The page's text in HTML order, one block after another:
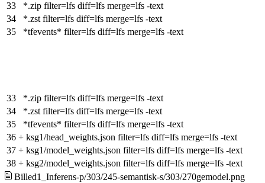
33
*.zip filter=lfs diff=lfs merge=lfs -text
34
*.zst filter=lfs diff=lfs merge=lfs -text
35
*tfevents* filter=lfs diff=lfs merge=lfs -text
33
*.zip filter=lfs diff=lfs merge=lfs -text
34
*.zst filter=lfs diff=lfs merge=lfs -text
35
*tfevents* filter=lfs diff=lfs merge=lfs -text
36 + ksg1/head_weights.json filter=lfs diff=lfs merge=lfs -text
37 + ksg1/model_weights.json filter=lfs diff=lfs merge=lfs -text
38 + ksg2/model_weights.json filter=lfs diff=lfs merge=lfs -text
Billed1_Inferens-p/303/245-semantisk-s/303/270gemodel.png